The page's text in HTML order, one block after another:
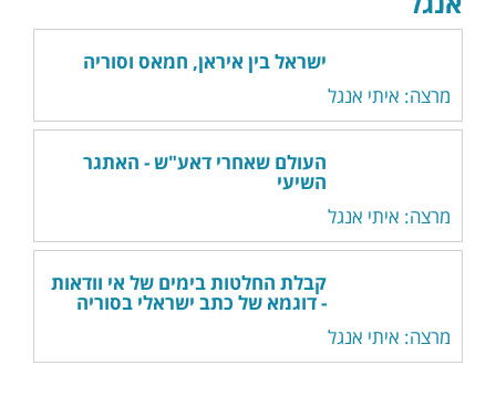
ישראל בין איראן, חמאס וסוריה
מרצה: איתי אנגל
העולם שאחרי דאע"ש - האתגר
השיעי
מרצה: איתי אנגל
קבלת החלטות בימים של אי וודאות
- דוגמא של כתב ישראלי בסוריה
מרצה: איתי אנגל